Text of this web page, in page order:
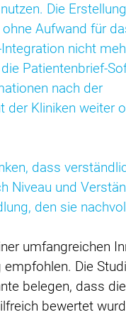
Die
Aufwand für
nicht
Patientenbrief-
nach der
der Kliniken weiter
dass
Niveau und
den sie
umfangreichen
Die
belegen, dass
bewertet